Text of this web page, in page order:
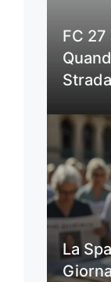
FC 27
La